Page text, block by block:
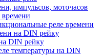
импульсов, моточасов
реле времени
на DIN рейку
DIN рейку
температуры на DIN